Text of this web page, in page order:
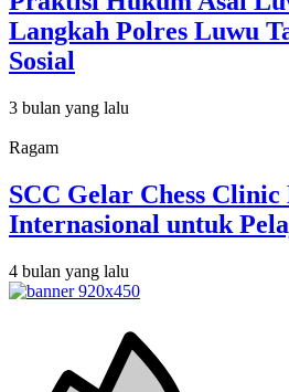
Langkah Polres Luwu
Sosial
3 bulan yang lalu
Ragam
SCC Gelar Chess
Internasional untuk
4 bulan yang lalu